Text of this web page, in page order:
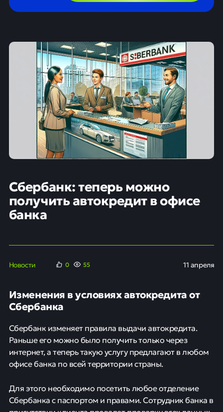
Сбербанк: теперь можно
получить автокредит в офисе
банка
Новости 0 55 11 апреля
Изменения в условиях автокредита от
Сбербанка
Сбербанк изменяет правила выдачи автокредита.
Раньше его можно было получить только через
интернет, а теперь такую услугу предлагают в любом
офисе банка по всей территории страны.
Для этого необходимо посетить любое отделение
Сбербанка с паспортом и правами. Сотрудник банка в